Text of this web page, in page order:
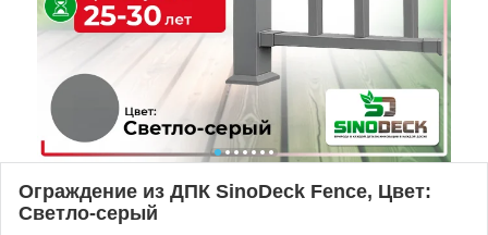
Ограждение из ДПК SinoDeck Fence, Цвет:
Светло-серый